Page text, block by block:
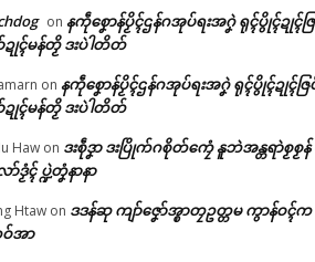
on နကဵုစၞောန်ပၟိၚ်ဌန်ဂအုပ်ရးအဂၞဲ ရုၚ်ပွိုၚ်ဍုၚ်ဇ
ဍုၚ်မန်တၟိ ဒးပဲါတိတ်
on နကဵုစၞောန်ပၟိၚ်ဌန်ဂအုပ်ရးအဂၞဲ ရုၚ်ပွိုၚ်ဍုၚ်ဇြ
ဍုၚ်မန်တၟိ ဒးပဲါတိတ်
Haw on ဒးစဵုဒၞာ ဒးပြိုက်ဂစိုတ်ကၠေံ နူဘဲအန္တရာဲစၟစၟန်
ဒၟံၚ် ပ္ဍဲတၞံနာနာ
Htaw on ဒဒန်ဆု ကျာ်ဇၞော်အ္စာတၠဥတ္တမ ကွာန်ဝၚ်က
အာ